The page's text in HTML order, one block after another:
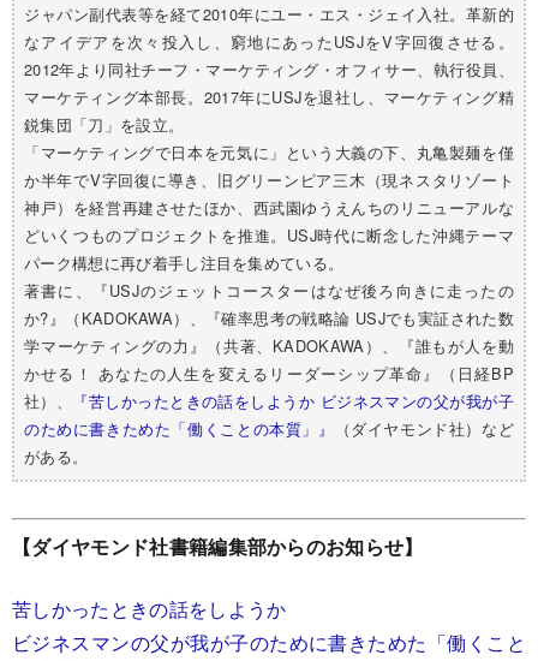
ジャパン副代表等を経て2010年にユー・エス・ジェイ入社。革新的
なアイデアを次々投入し、窮地にあったUSJをV字回復させる。
2012年より同社チーフ・マーケティング・オフィサー、執行役員、
マーケティング本部長。2017年にUSJを退社し、マーケティング精
鋭集団「刀」を設立。
「マーケティングで日本を元気に」という大義の下、丸亀製麺を僅
か半年でV字回復に導き、旧グリーンピア三木（現ネスタリゾート
神戸）を経営再建させたほか、西武園ゆうえんちのリニューアルな
どいくつものプロジェクトを推進。USJ時代に断念した沖縄テーマ
パーク構想に再び着手し注目を集めている。
著書に、『USJのジェットコースターはなぜ後ろ向きに走ったの
か?』（KADOKAWA）、『確率思考の戦略論 USJでも実証された数
学マーケティングの力』（共著、KADOKAWA）、『誰もが人を動
かせる！ あなたの人生を変えるリーダーシップ革命』（日経BP
社）、
『苦しかったときの話をしようか ビジネスマンの父が我が子
のために書きためた「働くことの本質」』
（ダイヤモンド社）など
がある。
【ダイヤモンド社書籍編集部からのお知らせ】
苦しかったときの話をしようか
ビジネスマンの父が我が子のために書きためた「働くこと